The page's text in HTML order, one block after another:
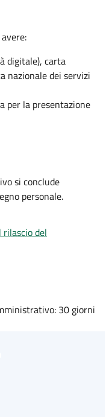
digitale), carta
nazionale dei servizi
per la presentazione
si conclude
personale.
del
30 giorni